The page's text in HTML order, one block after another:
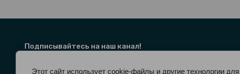
Подписывайтесь на наш канал!
Этот сайт использует cookie-файлы и другие технологии